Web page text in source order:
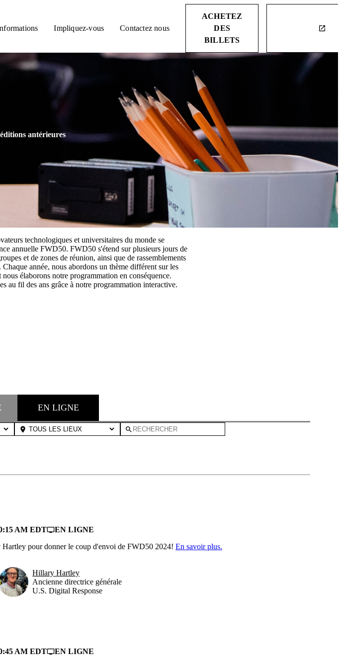
Impliquez-vous Contactez nous
ACHETEZ
DES
BILLETS
launch
éditions antérieures
technologiques et universitaires du monde se
annuelle FWD50. FWD50 s'étend sur plusieurs jours de
et de zones de réunion, ainsi que de rassemblements
année, nous abordons un thème différent sur les
élaborons notre programmation en conséquence.
au fil des ans grâce à notre programmation interactive.
EN LIGNE
place search
AM EDTpersonal_videoEN LIGNE
pour donner le coup d'envoi de FWD50 2024! En savoir plus.
Hillary Hartley
Ancienne directrice générale
U.S. Digital Response
AM EDTpersonal_videoEN LIGNE